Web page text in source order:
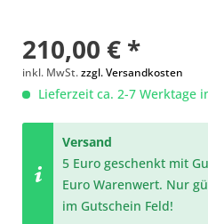
210,00 € *
inkl. MwSt.zzgl. Versandkosten
Lieferzeit ca. 2-7 Werktage
Versand
5 Euro geschenkt mit
Euro Warenwert. Nur
im Gutschein Feld!